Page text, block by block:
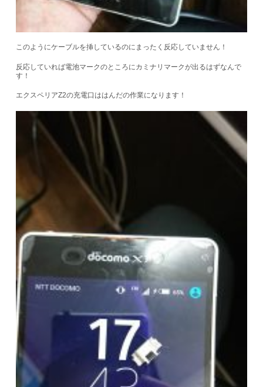
このようにケーブルを挿しているのにまったく反応していません！
反応していれば電池マークのところにカミナリマークが出るはずなんで
す！
エクスペリアZ2の充電口ははんだの作業になります！